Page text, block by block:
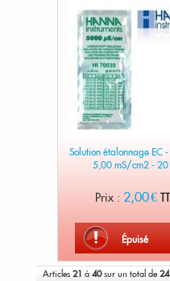
Solution étalonnage EC
5,00 mS/cm2 - 20
Prix : 2,00 €
Épuisé
Articles 21 à 40sur un total de